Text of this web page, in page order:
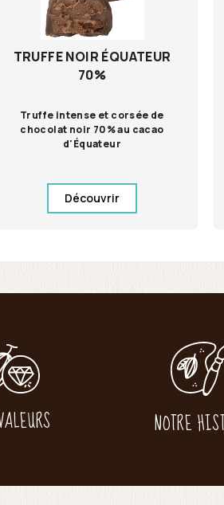
TRUFFE NOIR ÉQUATEUR
70%
Truffe intense et corsée de
chocolat noir 70% au cacao
d'Équateur
Découvrir
NOTRE